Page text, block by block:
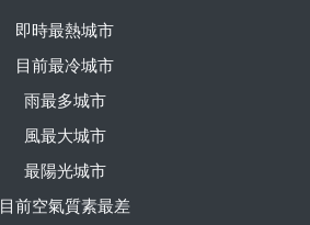
即時最熱城市
目前最冷城市
雨最多城市
風最大城市
最陽光城市
目前空氣質素最差